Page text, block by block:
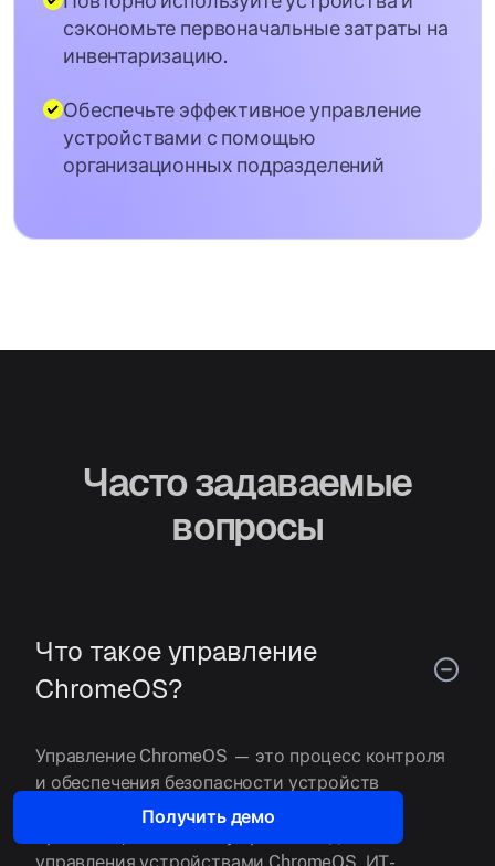
сэкономьте первоначальные затраты на
инвентаризацию.
Обеспечьте эффективное управление
устройствами с помощью
организационных подразделений
Часто задаваемые
вопросы
Что такое управление
ChromeOS?
Управление ChromeOS — это процесс контроля
и обеспечения безопасности устройств
ChromeOS, таких как Chromebook, внутри
Получить демо